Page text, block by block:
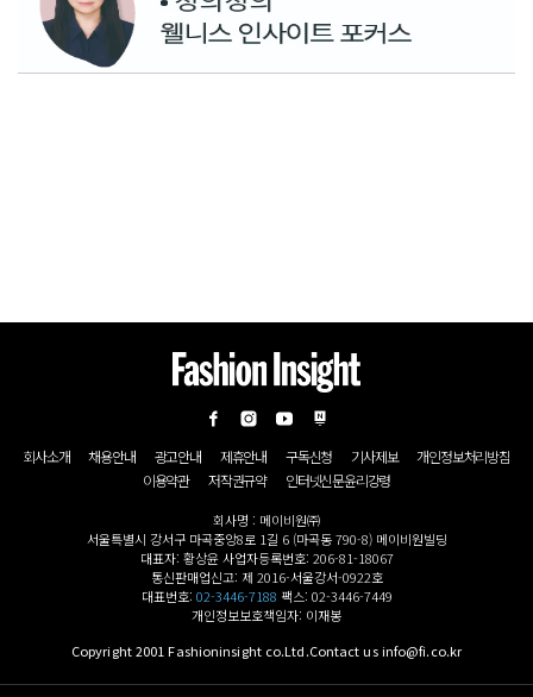
회사소개 채용안내 광고안내 제휴안내 구독신청 기사제보
개인정보처리방침
이용약관
저작권규약 인터넷신문윤리강령
회사명 : 메이비원㈜
서울특별시 강서구 마곡중앙8로 1길 6 (마곡동 790-8) 메이비원빌딩
대표자: 황상윤 사업자등록번호: 206-81-18067
통신판매업신고: 제 2016-서울강서-0922호
대표번호: 02-3446-7188 팩스: 02-3446-7449
개인정보보호책임자: 이재봉
Copyright 2001 Fashioninsight co.Ltd.Contact us info@fi.co.kr